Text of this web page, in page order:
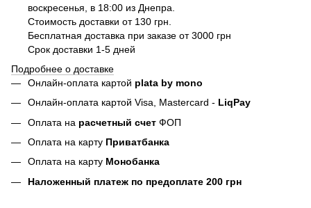
воскресенья, в 18:00 из Днепра.
Стоимость доставки от 130 грн.
Бесплатная доставка при заказе от 3000 грн
Срок доставки 1-5 дней
Подробнее о доставке
Онлайн-оплата картой plata by mono
Онлайн-оплата картой Visa, Mastercard - LiqPay
Оплата на расчетный счет ФОП
Оплата на карту Приватбанка
Оплата на карту Монобанка
Наложенный платеж по предоплате 200 грн